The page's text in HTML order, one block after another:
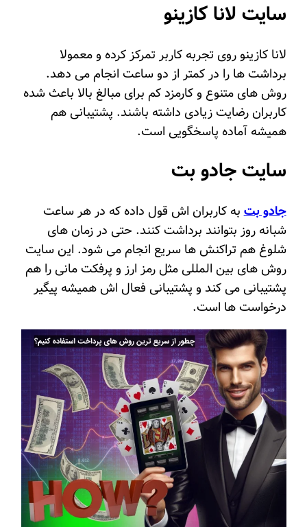
سایت لانا کازینو
لانا کازینو روی تجربه کاربر تمرکز کرده و معمولا
برداشت ها را در کمتر از دو ساعت انجام می دهد.
روش های متنوع و کارمزد کم برای مبالغ بالا باعث شده
کاربران رضایت زیادی داشته باشند. پشتیبانی هم
همیشه آماده پاسخگویی است.
سایت جادو بت
جادو بتبه کاربران اش قول داده که در هر ساعت
شبانه روز بتوانند برداشت کنند. حتی در زمان های
شلوغ هم تراکنش ها سریع انجام می شود. این سایت
روش های بین المللی مثل رمز ارز و پرفکت مانی را هم
پشتیبانی می کند و پشتیبانی فعال اش همیشه پیگیر
درخواست ها است.